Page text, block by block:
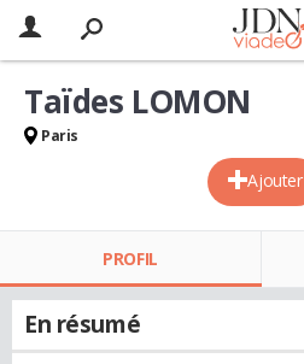
Ajouter
Taïdes LOMON
Paris
PROFIL
En résumé